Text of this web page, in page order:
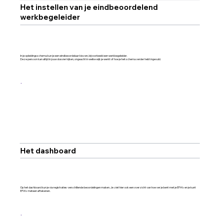
Het instellen van je eindbeoordelend
werkbegeleider
In je opleidingsschema kun je een eindbeoordelaar kiezen, bijvoorbeeld een werkbegeleider.
Deze persoon kan altijd in jouw dossier kijken, ongeacht in welke wijk je werkt of hoe je het schema verder hebt ingevuld.
Het dashboard
Op het dashboard kun je via registraties verschillende beoordelingen maken. Je ziet hier ook een overzicht van hoe ver je bent met je EPA’s en je kunt
EPA’s meteen aftekenen.